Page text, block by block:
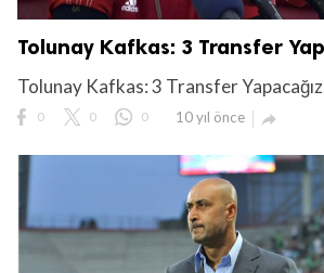
Tolunay Kafkas: 3 Transfer
Tolunay Kafkas: 3 Transfer
0 0 0 10 yıl önce 